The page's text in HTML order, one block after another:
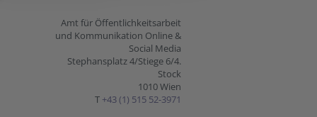
Amt für Öffentlichkeitsarbeit
und Kommunikation Online &
Social Media
Stephansplatz 4/Stiege 6/4.
Stock
1010 Wien
T +43 (1) 515 52-3971